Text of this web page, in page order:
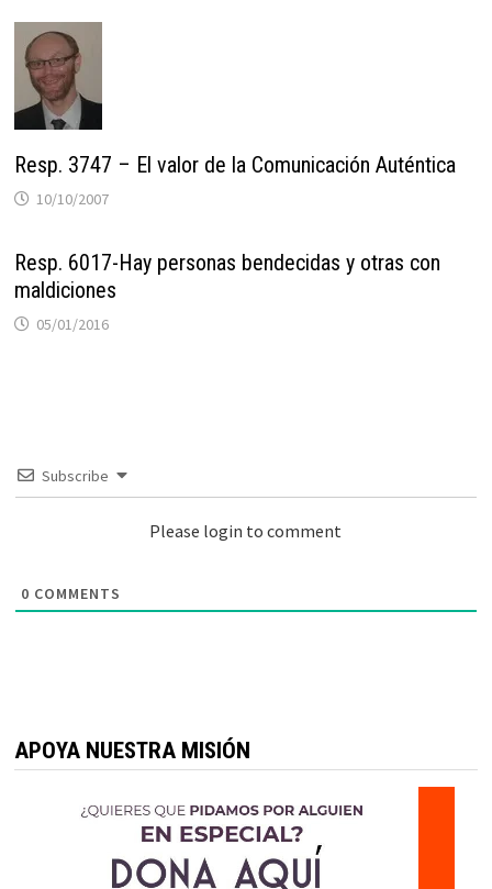
Resp. 3747 – El valor de la Comunicación Auténtica
10/10/2007
Resp. 6017-Hay personas bendecidas y otras con
maldiciones
05/01/2016
Subscribe
Please login to comment
0 COMMENTS
APOYA NUESTRA MISIÓN